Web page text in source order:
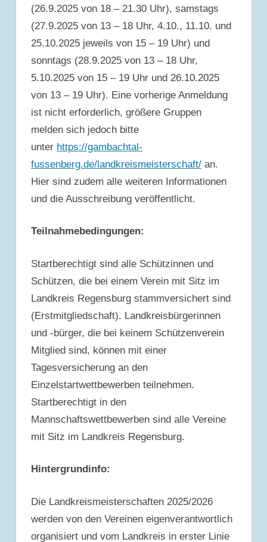
(26.9.2025 von 18 – 21.30 Uhr), samstags
(27.9.2025 von 13 – 18 Uhr, 4.10., 11.10. und
25.10.2025 jeweils von 15 – 19 Uhr) und
sonntags (28.9.2025 von 13 – 18 Uhr,
5.10.2025 von 15 – 19 Uhr und 26.10.2025
von 13 – 19 Uhr). Eine vorherige Anmeldung
ist nicht erforderlich, größere Gruppen
melden sich jedoch bitte
unter https://gambachtal-
fussenberg.de/landkreismeisterschaft/ an.
Hier sind zudem alle weiteren Informationen
und die Ausschreibung veröffentlicht.
Teilnahmebedingungen:
Startberechtigt sind alle Schützinnen und
Schützen, die bei einem Verein mit Sitz im
Landkreis Regensburg stammversichert sind
(Erstmitgliedschaft). Landkreisbürgerinnen
und -bürger, die bei keinem Schützenverein
Mitglied sind, können mit einer
Tagesversicherung an den
Einzelstartwettbewerben teilnehmen.
Startberechtigt in den
Mannschaftswettbewerben sind alle Vereine
mit Sitz im Landkreis Regensburg.
Hintergrundinfo:
Die Landkreismeisterschaften 2025/2026
werden von den Vereinen eigenverantwortlich
organisiert und vom Landkreis in erster Linie